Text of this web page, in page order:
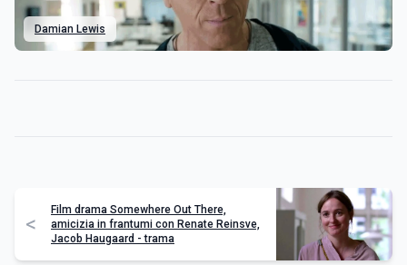
Damian Lewis
<
Film drama Somewhere Out There,
amicizia in frantumi con Renate Reinsve,
Jacob Haugaard - trama